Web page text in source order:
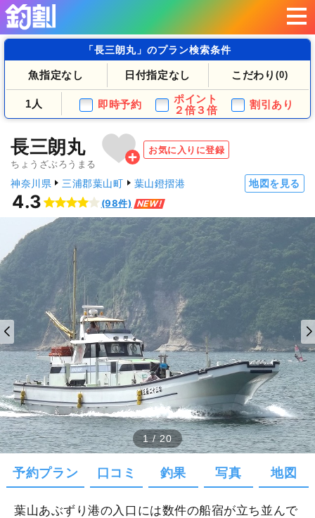
「長三朗丸」のプラン検索条件
魚指定なし 日付指定なし こだわり (0)
1人 即時予約
ポイント
２倍３倍
割引あり
長三朗丸
ちょうざぶろうまる
お気に入りに登録
神奈川県 三浦郡葉山町 葉山鐙摺港 地図を見る
4.3 (98件) NEW!
1/20
予約プラン 口コミ 釣果 写真 地図
葉山あぶずり港の入口には数件の船宿が立ち並んで